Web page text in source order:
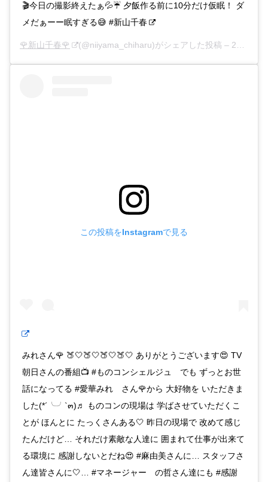
🎬今日の撮影終えたぁ💦☔️ 夕飯作る前に10分だけ仮眠！ ダ
メだぁーー眠すぎる😅 #新山千春
🌹新山千春🌹 (@niiyama_chiharu)がシェアした投稿 – 2020年 7月月23日午前1時34分PDT
この投稿をInstagramで見る
みれさん🌹 🍑🤍🍑🤍🍑🤍🍑🤍 ありがとうございます😍 TV
朝日さんの番組📺 #ものコンシェルジュ でも ずっとお世
話になってる #愛華みれ さん🌹から 大好物を いただきま
した(*´╰╯`๓)♬ ものコンの現場は 学ばさせていただくこ
とが ほんとに たっくさんある🤍 昨日の現場で 改めて感じ
たんだけど… それだけ素敵な人達に 囲まれて仕事が出来て
る環境に 感謝しないとだね😍 #麻由美さんに… スタッフさ
ん達皆さんに🤍… #マネージャー の哲さん達にも #感謝